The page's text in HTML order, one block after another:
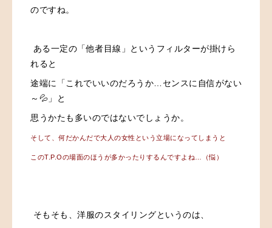
のですね。
ある一定の「他者目線」というフィルターが掛けら
れると
途端に「これでいいのだろうか…センスに自信がない
～💦」と
思うかたも多いのではないでしょうか。
そして、何だかんだで大人の女性という立場になってしまうと
このT.P.Oの場面のほうが多かったりするんですよね…（悩）
そもそも、洋服のスタイリングというのは、